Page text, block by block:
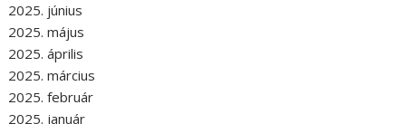
2025. június
2025. május
2025. április
2025. március
2025. február
2025. január